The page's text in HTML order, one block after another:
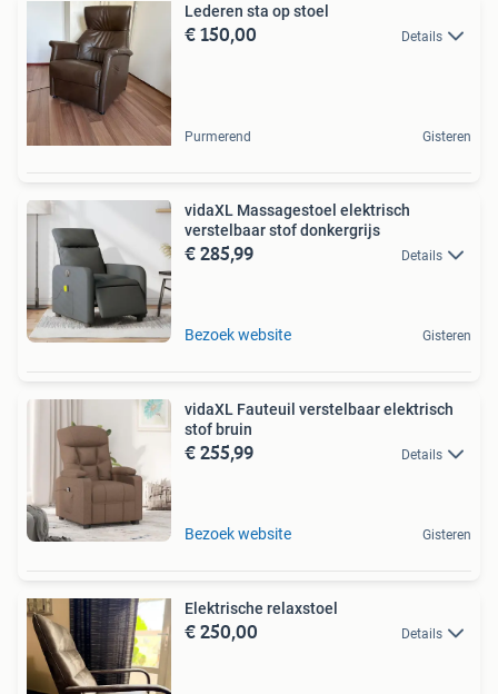
Lederen sta op stoel
€ 150,00 Details
Purmerend Gisteren
vidaXL Massagestoel elektrisch
verstelbaar stof donkergrijs
€ 285,99 Details
Bezoek website Gisteren
vidaXL Fauteuil verstelbaar elektrisch
stof bruin
€ 255,99 Details
Bezoek website Gisteren
Elektrische relaxstoel
€ 250,00 Details